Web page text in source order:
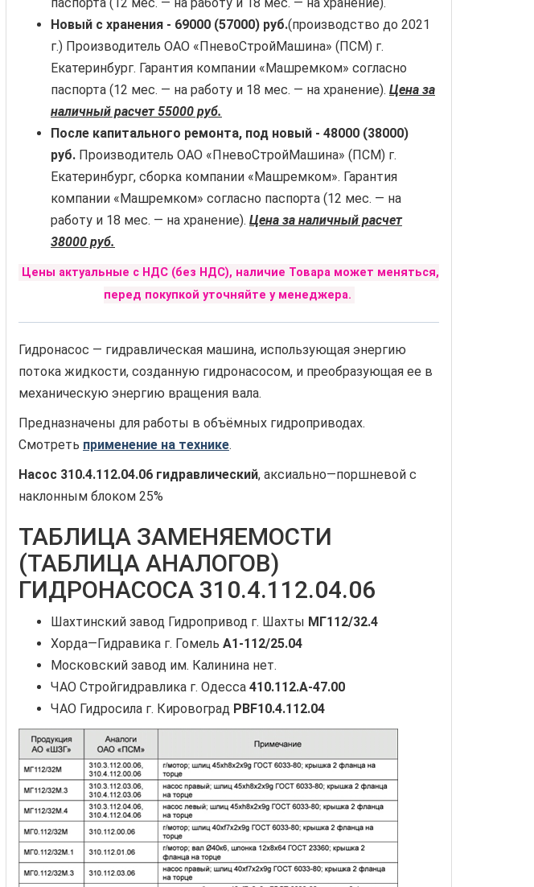
Новый с хранения - 69000 (57000) руб.(производство до 2021
г.) Производитель ОАО «ПневоСтройМашина» (ПСМ) г.
Екатеринбург. Гарантия компании «Машремком» согласно
паспорта (12 мес. — на работу и 18 мес. — на хранение). Цена за
наличный расчет 55000 руб.
После капитального ремонта, под новый - 48000 (38000)
руб. Производитель ОАО «ПневоСтройМашина» (ПСМ) г.
Екатеринбург, сборка компании «Машремком». Гарантия
компании «Машремком» согласно паспорта (12 мес. — на
работу и 18 мес. — на хранение). Цена за наличный расчет
38000 руб.
Цены актуальные с НДС (без НДС), наличие Товара может меняться,
перед покупкой уточняйте у менеджера.
Гидронасос — гидравлическая машина, использующая энергию
потока жидкости, созданную гидронасосом, и преобразующая ее в
механическую энергию вращения вала.
Предназначены для работы в объёмных гидроприводах.
Смотреть применение на технике.
Насос 310.4.112.04.06 гидравлический, аксиально—поршневой с
наклонным блоком 25%
ТАБЛИЦА ЗАМЕНЯЕМОСТИ
(ТАБЛИЦА АНАЛОГОВ)
ГИДРОНАСОСА 310.4.112.04.06
Шахтинский завод Гидропривод г. Шахты МГ112/32.4
Хорда—Гидравика г. Гомель А1-112/25.04
Московский завод им. Калинина нет.
ЧАО Стройгидравлика г. Одесса 410.112.А-47.00
ЧАО Гидросила г. Кировоград PBF10.4.112.04